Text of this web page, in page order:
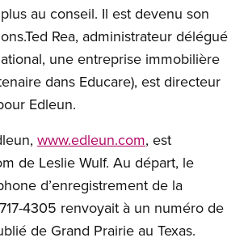
au conseil. Il est devenu son
Rea, administrateur délégué
une entreprise immobilière
dans Educare), est directeur
Edleun.
www.edleun.com, est
de Leslie Wulf. Au départ, le
d’enregistrement de la
4305 renvoyait à un numéro de
de Grand Prairie au Texas.